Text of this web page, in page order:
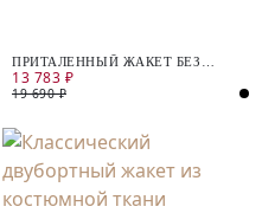
ПРИТАЛЕННЫЙ ЖАКЕТ БЕЗ
ЛАЦКАНОВ
13 783 ₽
19 690 ₽